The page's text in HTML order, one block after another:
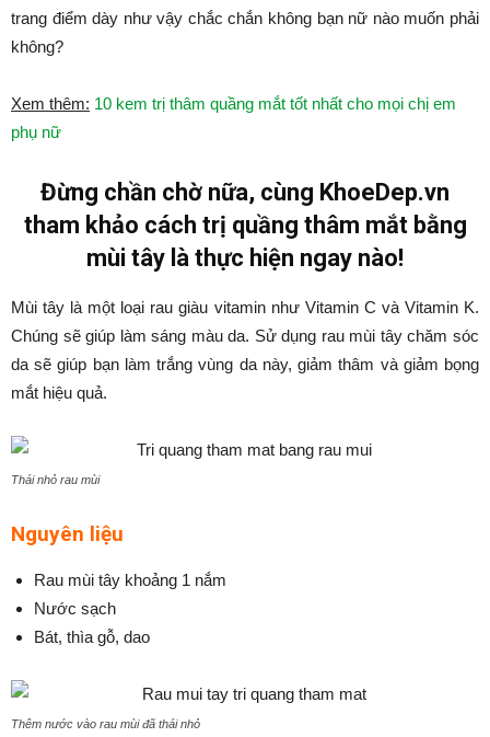
trang điểm dày như vậy chắc chắn không bạn nữ nào muốn phải
không?
Xem thêm: 10 kem trị thâm quầng mắt tốt nhất cho mọi chị em
phụ nữ
Đừng chần chờ nữa, cùng KhoeDep.vn
tham khảo cách trị quầng thâm mắt bằng
mùi tây là thực hiện ngay nào!
Mùi tây là một loại rau giàu vitamin như Vitamin C và Vitamin K.
Chúng sẽ giúp làm sáng màu da. Sử dụng rau mùi tây chăm sóc
da sẽ giúp bạn làm trắng vùng da này, giảm thâm và giảm bọng
mắt hiệu quả.
Thái nhỏ rau mùi
Nguyên liệu
Rau mùi tây khoảng 1 nắm
Nước sạch
Bát, thìa gỗ, dao
Thêm nước vào rau mùi đã thái nhỏ